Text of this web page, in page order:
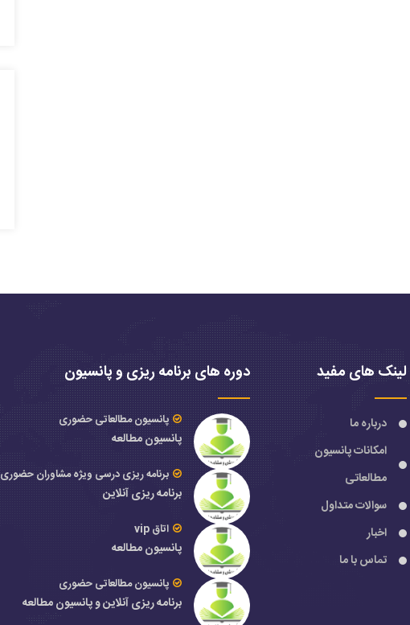
لینک های مفید
درباره ما
امکانات پانسیون
مطالعاتی
سوالات متداول
اخبار
تماس با ما
دوره های برنامه ریزی و پانسیون
پانسیون مطالعاتی حضوری
پانسیون مطالعه
برنامه ریزی درسی ویژه مشاوران حضوری
برنامه ریزی آنلاین
اتاق vip
پانسیون مطالعه
پانسیون مطالعاتی حضوری
برنامه ریزی آنلاین و پانسیون مطالعه